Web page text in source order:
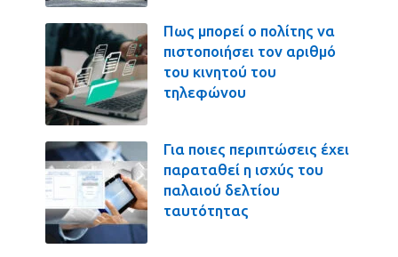
Πως μπορεί ο πολίτης να
πιστοποιήσει τον αριθμό
του κινητού του
τηλεφώνου
Για ποιες περιπτώσεις έχει
παραταθεί η ισχύς του
παλαιού δελτίου
ταυτότητας